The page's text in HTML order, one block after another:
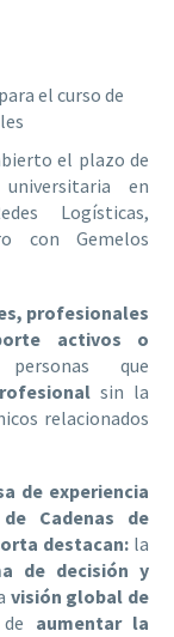
el plazo de
en
Logísticas,
con Gemelos
profesionales
activos o
que
sin la
relacionados
de experiencia
Cadenas de
destacan: la
de decisión y
visión global de
aumentar la